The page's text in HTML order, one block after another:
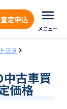
定申込
メニュー
トヨタ
古車買
価格